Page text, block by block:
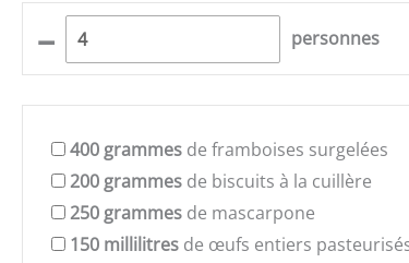
– personnes
400 grammes de framboises surgelées
200 grammes de biscuits à la cuillère
250 grammes de mascarpone
150 millilitres de œufs entiers